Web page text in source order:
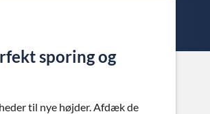
sporing og
til nye højder. Afdæk de